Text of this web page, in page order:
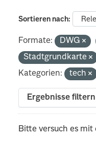
Sortieren nach
Formate: DWG
Stadtgrundkarte
Kategorien:
tech
Ergebnisse filtern
Bitte versuch es mit